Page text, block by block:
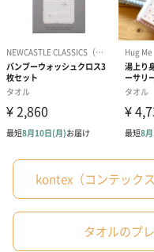
あり（280円）
メッセージカード（通
誕生日や結婚祝い・出産祝
ードを同梱します。
kontex（コンテック
タオルのプ